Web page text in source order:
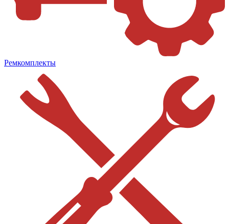
Ремкомплекты